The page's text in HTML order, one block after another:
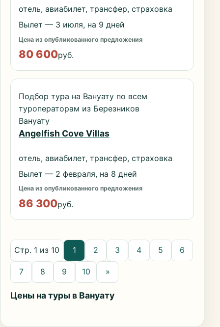
отель, авиабилет, трансфер, страховка
Вылет — 3 июля, на 9 дней
Цена из опубликованного предложения
80 600руб.
Подбор тура на Вануату по всем
туроператорам из Березников
Вануату
Angelfish Cove Villas
отель, авиабилет, трансфер, страховка
Вылет — 2 февраля, на 8 дней
Цена из опубликованного предложения
86 300руб.
Стр. 1 из 10 1 2 3 4 5 6
7 8 9 10 »
Цены на туры в Вануату